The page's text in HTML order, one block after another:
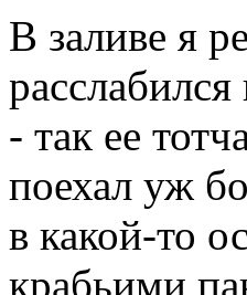
В заливе я
- так ее
поехал уж
в какой-то
крабьими